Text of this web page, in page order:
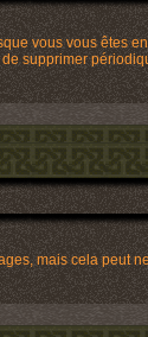
vous vous êtes
supprimer
mais cela peut